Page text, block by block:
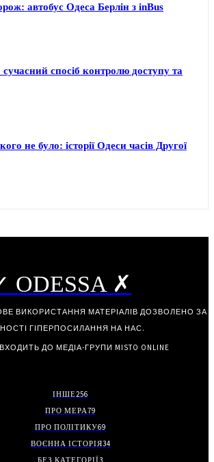
автобус Одеса Берлін з inBus
спосіб контролю доступу та
не було: історії Одеси часів Другої
ODESSA ✗
ВИКОРИСТАННЯ МАТЕРІАЛІВ ДОЗВОЛЕНО ЗА
ГІПЕРПОСИЛАННЯ НА НАС.
ДО МЕДІА-ГРУПИ MISTO ONLINE
ІНШЕ256
ПРО МЕРА79
ПРО ПОЛІТИКУ69
ВОЄННА ІСТОРІЯ34
БЕЗ КАТЕГОРІЇ3